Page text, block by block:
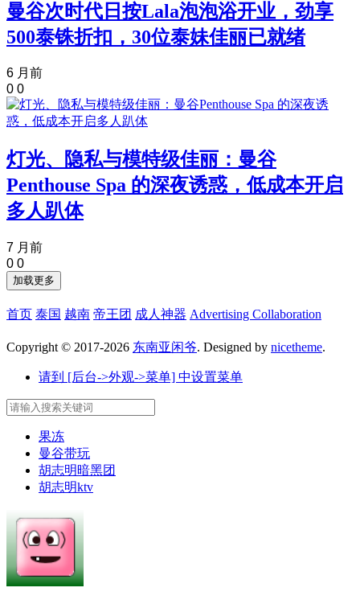
曼谷次时代日按Lala泡泡浴开业，劲享
500泰铢折扣，30位泰妹佳丽已就绪
6 月前
0 0
灯光、隐私与模特级佳丽：曼谷
Penthouse Spa 的深夜诱惑，低成本开启
多人趴体
7 月前
0 0
加载更多
首页 泰国 越南 帝王团 成人神器 Advertising Collaboration
Copyright © 2017-2026 东南亚闲爷. Designed by nicetheme.
请到 [后台->外观->菜单] 中设置菜单
果冻
曼谷带玩
胡志明暗黑团
胡志明ktv